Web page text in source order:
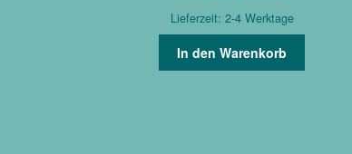
Lieferzeit: 2-4 Werktage
In den Warenkorb